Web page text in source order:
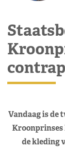
Vandaag is de
Kroonprinses
de kleding